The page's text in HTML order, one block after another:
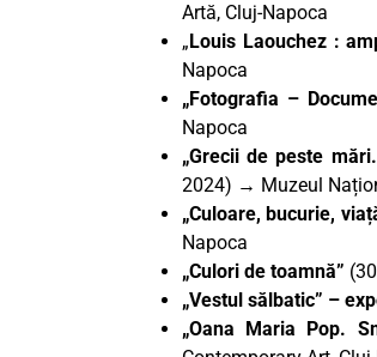
Artă, Cluj-Napoca
„ Louis Laouchez :
Napoca
„Fotografia –
Napoca
„Grecii de peste
2024) → Muzeul
„Culoare, bucurie,
Napoca
„Culori de toamnă”
„Vestul sălbatic” –
„Oana Maria Pop.